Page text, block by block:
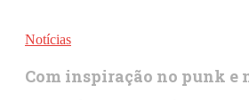
Notícias
Com inspiração no punk e